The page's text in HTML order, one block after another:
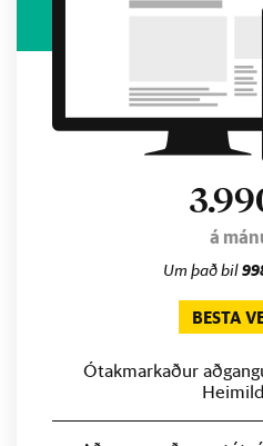
á
Um það bil
BESTA
Ótakmarkaður